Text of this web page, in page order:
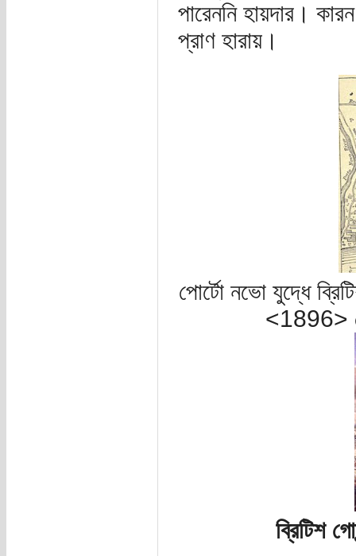
পারেননি হায়দার।
প্রাণ হারায়।
পোর্টো নভো যুদ্ধে
<1896>
ব্রিটিশ